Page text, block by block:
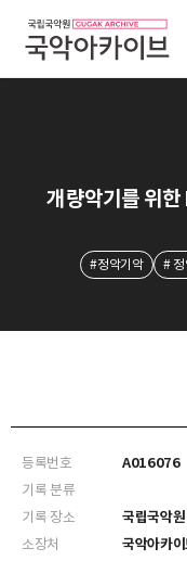
개량악기를 위
#정악기악 #
등록번호
A016076
기록 분류
기록 장소
국립국악
소장처
국악아카